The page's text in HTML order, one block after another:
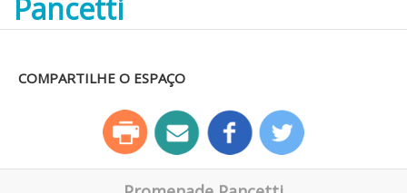
Pancetti
COMPARTILHE O ESPAÇO